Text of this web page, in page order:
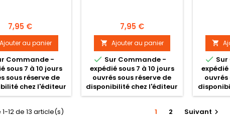
Prix
7,95 €
Ajouter au panier
Commande -
sous 7 à 10 jours
sous réserve de
chez l'éditeur
Prix
7,95 €
 Ajouter au panier
 Sur Commande -
expédié sous 7 à 10 jours
ouvrés sous réserve de
disponibilité chez l'éditeur


expédié
ouvrés
12 de 13 article(s) 1 2 Suivant 